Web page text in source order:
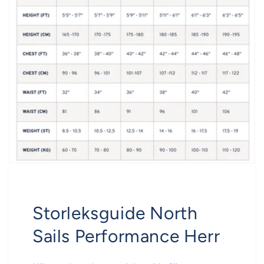
Storleksguide North
Sails Performance Herr